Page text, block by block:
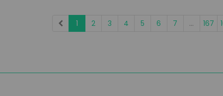
1 2 3 4 5 6 7 ... 167